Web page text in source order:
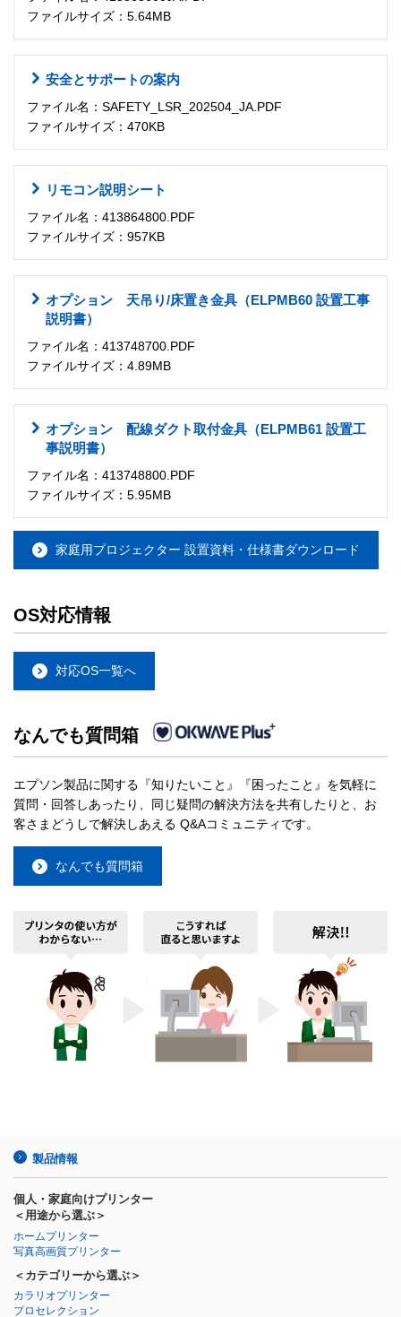
ファイルサイズ：5.64MB
安全とサポートの案内
ファイル名：SAFETY_LSR_202504_JA.PDF
ファイルサイズ：470KB
リモコン説明シート
ファイル名：413864800.PDF
ファイルサイズ：957KB
オプション 天吊り/床置き金具（ELPMB60 設置工事
説明書）
ファイル名：413748700.PDF
ファイルサイズ：4.89MB
オプション 配線ダクト取付金具（ELPMB61 設置工
事説明書）
ファイル名：413748800.PDF
ファイルサイズ：5.95MB
家庭用プロジェクター 設置資料・仕様書ダウンロード
OS対応情報
対応OS一覧へ
なんでも質問箱
エプソン製品に関する『知りたいこと』『困ったこと』を気軽に
質問・回答しあったり、同じ疑問の解決方法を共有したりと、お
客さまどうしで解決しあえる Q&Aコミュニティです。
なんでも質問箱
製品情報
個人・家庭向けプリンター
＜用途から選ぶ＞
ホームプリンター
写真高画質プリンター
＜カテゴリーから選ぶ＞
カラリオプリンター
プロセレクション